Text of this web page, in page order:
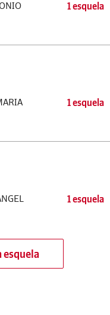
1 esquela
1 esquela
1 esquela
esquela